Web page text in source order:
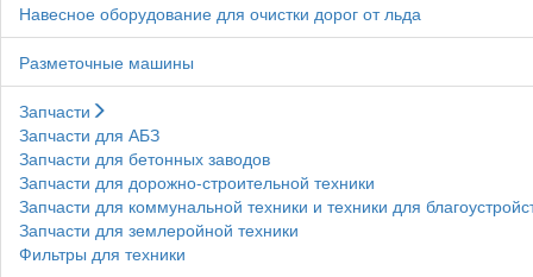
Навесное оборудование для очистки дорог от льда
Разметочные машины
Запчасти
Запчасти для АБЗ
Запчасти для бетонных заводов
Запчасти для дорожно-строительной техники
Запчасти для коммунальной техники и техники для
Запчасти для землеройной техники
Фильтры для техники